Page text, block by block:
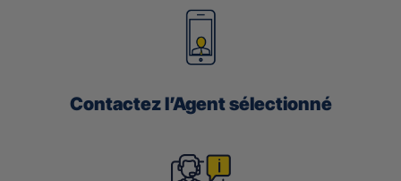
Contactez l’Agent sélectionné